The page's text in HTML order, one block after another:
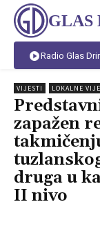
GLAS
Radio Glas
VIJESTI LOKALNE
zapažen
druga u
II nivo